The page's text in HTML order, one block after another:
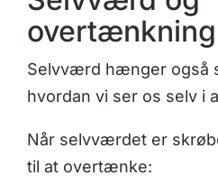
overtænkning
Selvværd hænger også
hvordan vi ser os selv i
Når selvværdet er
til at overtænke: